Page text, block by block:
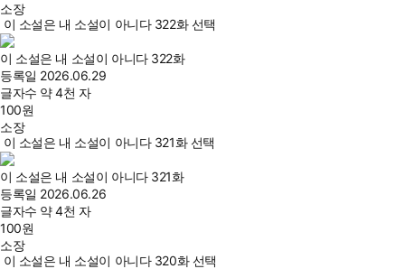
소장
이 소설은 내 소설이 아니다 322화 선택
이 소설은 내 소설이 아니다 322화
등록일 2026.06.29
글자수 약 4천 자
100원
소장
이 소설은 내 소설이 아니다 321화 선택
이 소설은 내 소설이 아니다 321화
등록일 2026.06.26
글자수 약 4천 자
100원
소장
이 소설은 내 소설이 아니다 320화 선택